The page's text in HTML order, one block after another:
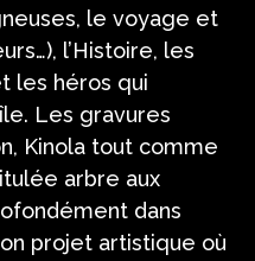
le voyage et
l’Histoire, les
les héros qui
Les gravures
Kinola tout comme
arbre aux
dans
projet artistique où